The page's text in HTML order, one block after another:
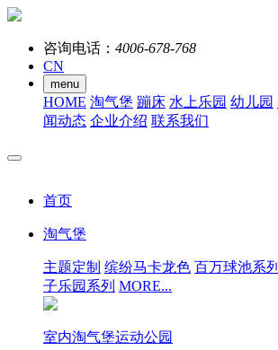
咨询电话： 4006-678-768
CN
menu
HOME 淘气堡 蹦床 水上乐园 幼儿园
闻动态 企业介绍 联系我们
首页
淘气堡
主题定制 缤纷马卡龙色 百万球池系列
子乐园系列 MORE...
室内淘气堡运动公园